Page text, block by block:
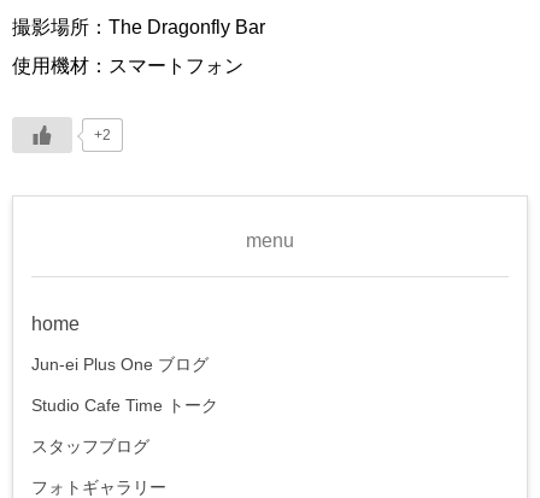
撮影場所：The Dragonfly Bar
使用機材：スマートフォン
+2
menu
home
Jun-ei Plus One ブログ
Studio Cafe Time トーク
スタッフブログ
フォトギャラリー